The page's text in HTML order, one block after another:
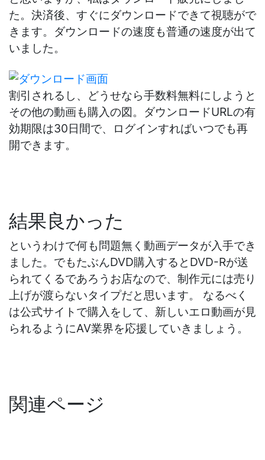
た。決済後、すぐにダウンロードできて視聴がで
きます。ダウンロードの速度も普通の速度が出て
いました。
割引されるし、どうせなら手数料無料にしようと
その他の動画も購入の図。ダウンロードURLの有
効期限は30日間で、ログインすればいつでも再
開できます。
結果良かった
というわけで何も問題無く動画データが入手でき
ました。でもたぶんDVD購入するとDVD-Rが送
られてくるであろうお店なので、制作元には売り
上げが渡らないタイプだと思います。 なるべく
は公式サイトで購入をして、新しいエロ動画が見
られるようにAV業界を応援していきましょう。
関連ページ